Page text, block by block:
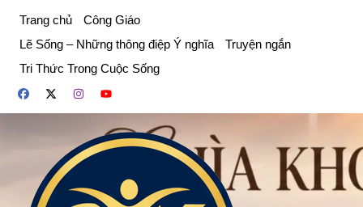
phần
dung
Trang chủ
Công Giáo
Lẽ Sống – Những thông điệp Ý nghĩa
Truyện ngắn
Tri Thức Trong Cuộc Sống